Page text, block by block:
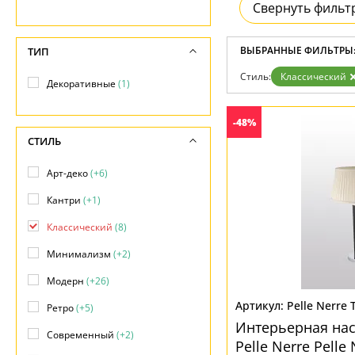
Бренды
Контакты
Свернуть
ВЫБРАННЫЕ ФИЛЬТРЫ:
Стиль: Классический
-48%
Pelle Nerre
Интерьерная
Pelle Nerre Pelle
ТИП
Декоративные(1)
СТИЛЬ
Арт-деко(+6)
Кантри (+1)
Классический (8)
Минимализм (+2)
Модерн (+26)
Ретро(+5)
Современный (+2)